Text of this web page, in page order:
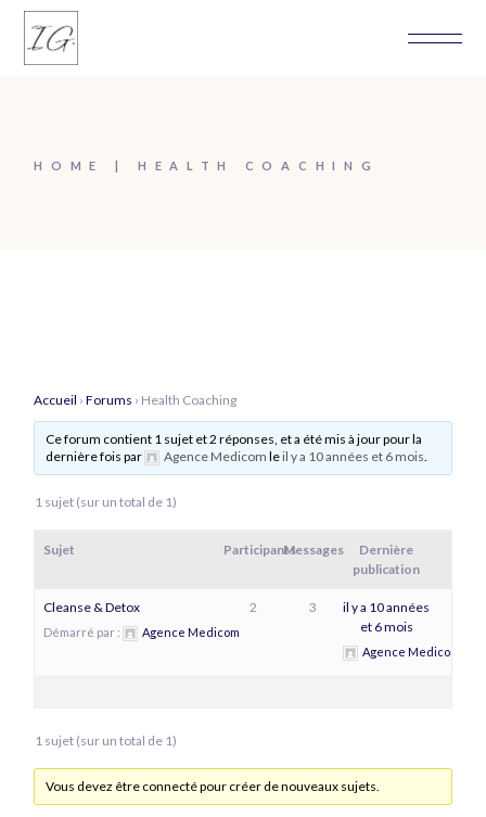
Skip
content
HOME HEALTH COACHING
Accueil › Forums › Health Coaching
Ce forum contient 1 sujet et 2 réponses, et a été mis à jour pour la
dernière fois par
Agence Medicom leil y a 10 années et 6 mois.
1 sujet (sur un total de 1)
Sujet ParticipantsMessages
Dernière
publication
Cleanse & Detox
Démarré par : Agence Medicom
2 3
il y a 10 années
et 6 mois
Agence Medicom
1 sujet (sur un total de 1)
Vous devez être connecté pour créer de nouveaux sujets.